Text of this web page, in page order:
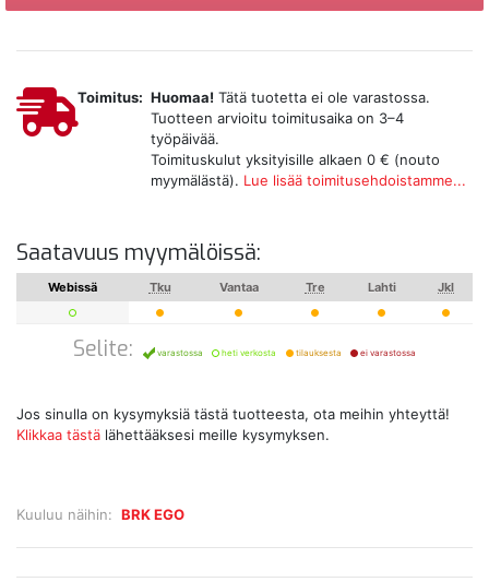
Kuuluu näihin: BRK EGO
Toimitus: Huomaa! Tätä tuotetta ei ole varastossa.
Tuotteen arvioitu toimitusaika on 3–4
työpäivää.
Toimituskulut yksityisille alkaen 0 € (nouto
myymälästä). Lue lisää toimitusehdoistamme...
Saatavuus myymälöissä:
Webissä Tku Vantaa Tre Lahti Jkl
Selite: varastossa heti verkosta tilauksesta ei varastossa
Jos sinulla on kysymyksiä tästä tuotteesta, ota meihin yhteyttä!
Klikkaa tästä lähettääksesi meille kysymyksen.